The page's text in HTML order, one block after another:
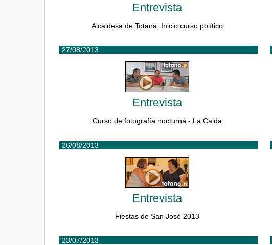
Entrevista
Alcaldesa de Totana. Inicio curso político
27/08/2013
Entrevista
Curso de fotografía nocturna - La Caida
26/08/2013
Entrevista
Fiestas de San José 2013
23/07/2013